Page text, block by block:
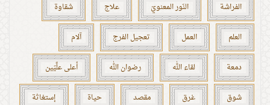
الفراشة النّور المعنويّ علاج شقاوة
العلم العمل تعجيل الفرج آلام
دمعة لقاء الله رضوان الله أعلى علِّيّين
شوق غرق مقصد حياة إستغاثة